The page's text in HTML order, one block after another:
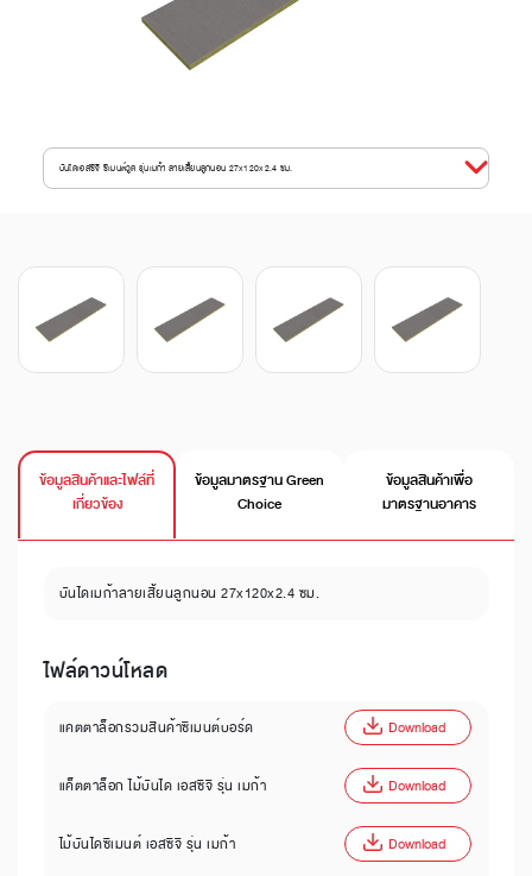
บันไดเอสซีจี ซีเมนต์วูด รุ่นเมก้า ลายเสี้ยนลูกนอน 27x120x2.4 ซม.
ข้อมูลสินค้าและไฟล์ที่
เกี่ยวข้อง
ข้อมูลมาตรฐาน Green
Choice
ข้อมูลสินค้าเพื่อ
มาตรฐานอาคาร
บันไดเมก้าลายเสี้ยนลูกนอน 27x120x2.4 ซม.
ไฟล์ดาวน์โหลด
แคตตาล็อกรวมสินค้าซีเมนต์บอร์ด Download
แค็ตตาล็อก ไม้บันได เอสซีจี รุ่น เมก้า Download
ไม้บันไดซีเมนต์ เอสซีจี รุ่น เมก้า Download